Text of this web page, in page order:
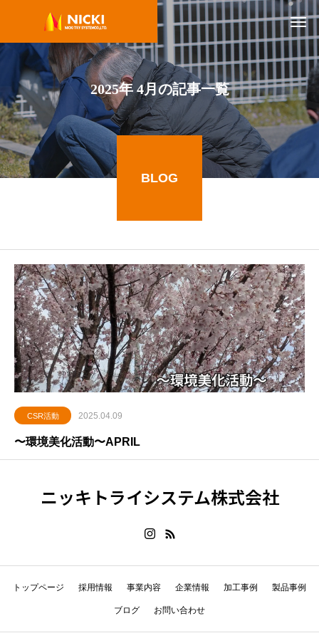
2025年 4月の記事一覧
BLOG
CSR活動 2025.04.09
〜環境美化活動〜APRIL
ニッキトライシステム株式会社
トップページ 採用情報 事業内容 企業情報 加工事例 製品事例
ブログ お問い合わせ